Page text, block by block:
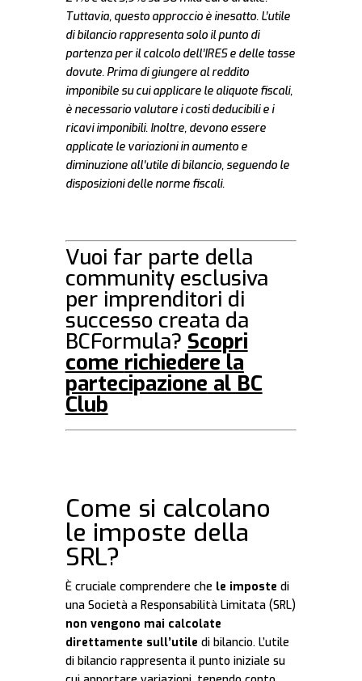
Tuttavia, questo approccio è inesatto. L’utile
di bilancio rappresenta solo il punto di
partenza per il calcolo dell’IRES e delle tasse
dovute. Prima di giungere al reddito
imponibile su cui applicare le aliquote fiscali,
è necessario valutare i costi deducibili e i
ricavi imponibili. Inoltre, devono essere
applicate le variazioni in aumento e
diminuzione all’utile di bilancio, seguendo le
disposizioni delle norme fiscali.
Vuoi far parte della
community esclusiva
per imprenditori di
successo creata da
BCFormula? Scopri
come richiedere la
partecipazione al BC
Club
Come si calcolano
le imposte della
SRL?
È cruciale comprendere che le imposte di
una Società a Responsabilità Limitata (SRL)
non vengono mai calcolate
direttamente sull’utile di bilancio. L’utile
di bilancio rappresenta il punto iniziale su